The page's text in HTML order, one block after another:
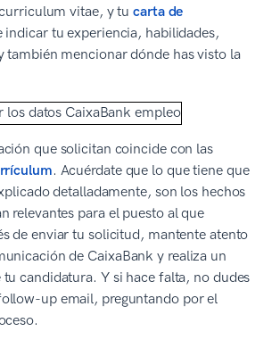
vitae, y tucarta de
indicar tu experiencia, habilidades,
también mencionar dónde has visto la
que solicitan coincide con las
. Acuérdate que lo que tiene que
detalladamente, son los hechos
relevantes para el puesto al que
de enviar tu solicitud, mantente atento
de CaixaBank y realiza un
candidatura. Y si hace falta, no dudes
up email, preguntando por el